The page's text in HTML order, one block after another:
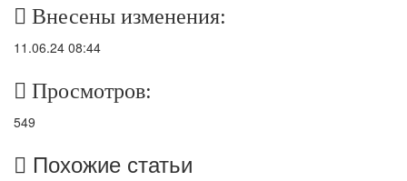
Внесены изменения:
11.06.24 08:44
Просмотров:
549
Похожие статьи